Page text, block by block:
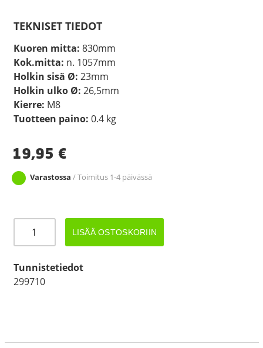
TEKNISET TIEDOT
Kuoren mitta: 830mm
Kok.mitta: n. 1057mm
Holkin sisä Ø: 23mm
Holkin ulko Ø: 26,5mm
Kierre: M8
Tuotteen paino: 0.4 kg
19,95 €
Varastossa / Toimitus 1-4 päivässä
830mm
TEOPART+
LISÄÄ OSTOSKORIIN
Tunnistetiedot
299710